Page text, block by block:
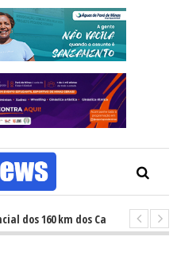
160 km dos Caminhos do Padre